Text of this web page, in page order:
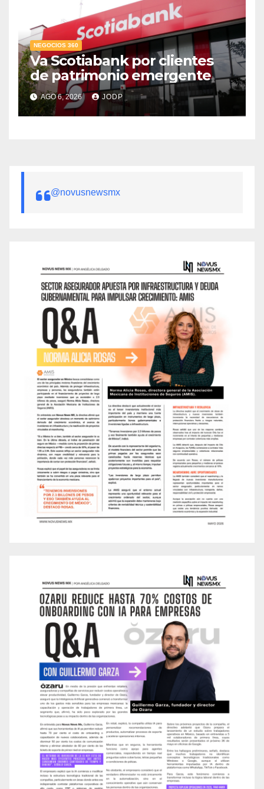
NEGOCIOS 360
Va Scotiabank por clientes
de patrimonio emergente
AGO 6, 2026 JODP
@novusnewsmx